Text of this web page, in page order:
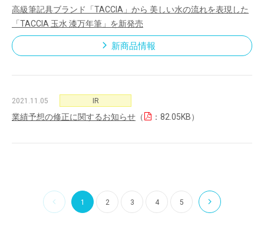
高級筆記具ブランド「TACCIA」から 美しい水の流れを表現した
「TACCIA 玉水 漆万年筆」を新発売
新商品情報
2021.11.05 IR
業績予想の修正に関するお知らせ （ ：82.05KB）
1 2 3 4 5